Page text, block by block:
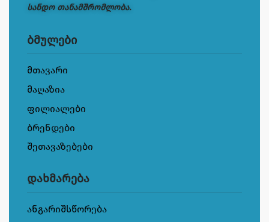
სანდო თანამშრომლობა.
ბმულები
მთავარი
მაღაზია
ფილიალები
ბრენდები
შეთავაზებები
დახმარება
ანგარიშსწორება